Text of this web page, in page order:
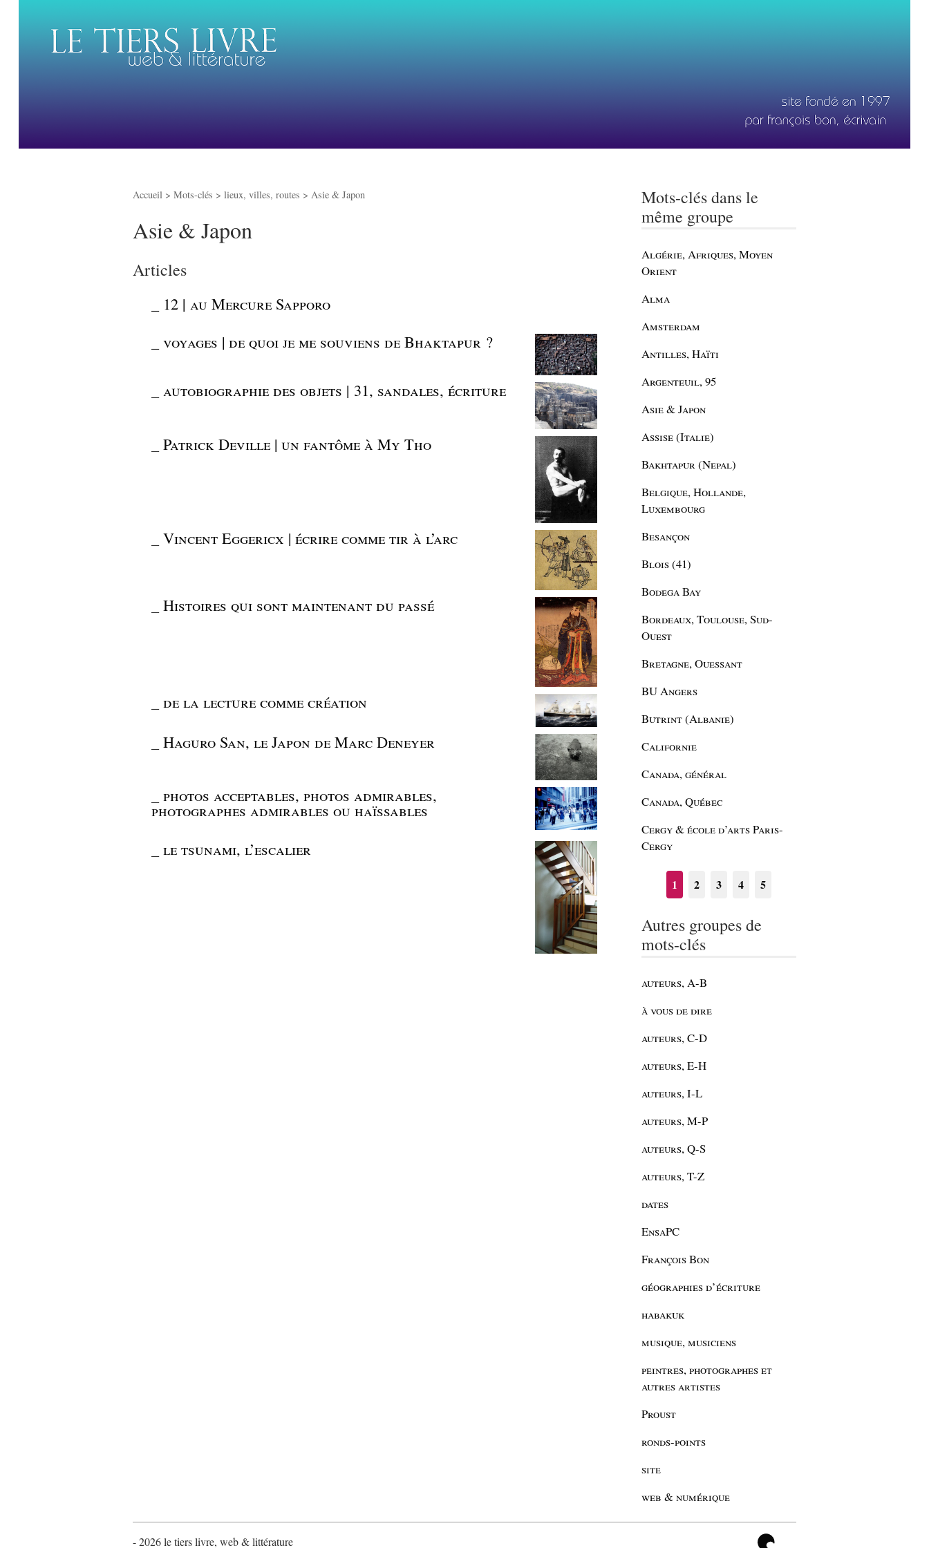
Accueil > Mots-clés > lieux, villes, routes > Asie & Japon
Asie & Japon
Articles
12 | au Mercure Sapporo
voyages | de quoi je me souviens de Bhaktapur ?
autobiographie des objets | 31, sandales, écriture
Patrick Deville | un fantôme à My Tho
Vincent Eggericx | écrire comme tir à l’arc
Histoires qui sont maintenant du passé
de la lecture comme création
Haguro San, le Japon de Marc Deneyer
photos acceptables, photos admirables,
photographes admirables ou haïssables
le tsunami, l’escalier
Mots-clés dans le
même groupe
Algérie, Afriques, Moyen
Orient
Alma
Amsterdam
Antilles, Haïti
Argenteuil, 95
Asie & Japon
Assise (Italie)
Bakhtapur (Nepal)
Belgique, Hollande,
Luxembourg
Besançon
Blois (41)
Bodega Bay
Bordeaux, Toulouse, Sud-
Ouest
Bretagne, Ouessant
BU Angers
Butrint (Albanie)
Californie
Canada, général
Canada, Québec
Cergy & école d’arts Paris-
Cergy
1 2 3 4 5
Autres groupes de
mots-clés
auteurs, A-B
à vous de dire
auteurs, C-D
auteurs, E-H
auteurs, I-L
auteurs, M-P
auteurs, Q-S
auteurs, T-Z
dates
EnsaPC
François Bon
géographies d’écriture
habakuk
musique, musiciens
peintres, photographes et
autres artistes
Proust
ronds-points
site
web & numérique
- 2026 le tiers livre, web & littérature